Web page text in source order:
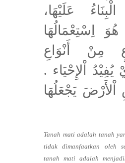
عَلَيْهَا،
اِسْتِعْمَالُهَا
مِنْ أَنْوَاعِ
يُفِيْدُ اْلإِحْيَاء .
يَجْعَلُهَا
Tanah mati adalah tanah
tidak dimanfaatkan oleh
tanah mati adalah